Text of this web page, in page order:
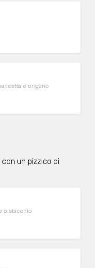
e origano
un pizzico di
pistacchio